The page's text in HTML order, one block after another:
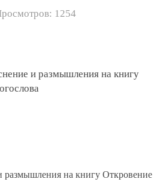
1254
размышления на книгу Откровение